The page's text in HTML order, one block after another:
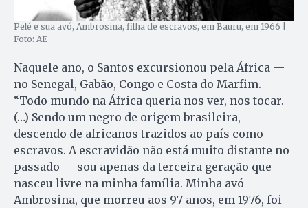
Pelé e sua avó, Ambrosina, filha de escravos, em Bauru, em 1966 |
Foto: AE
Naquele ano, o Santos excursionou pela África —
no Senegal, Gabão, Congo e Costa do Marfim.
“Todo mundo na África queria nos ver, nos tocar.
(…) Sendo um negro de origem brasileira,
descendo de africanos trazidos ao país como
escravos. A escravidão não está muito distante no
passado — sou apenas da terceira geração que
nasceu livre na minha família. Minha avó
Ambrosina, que morreu aos 97 anos, em 1976, foi